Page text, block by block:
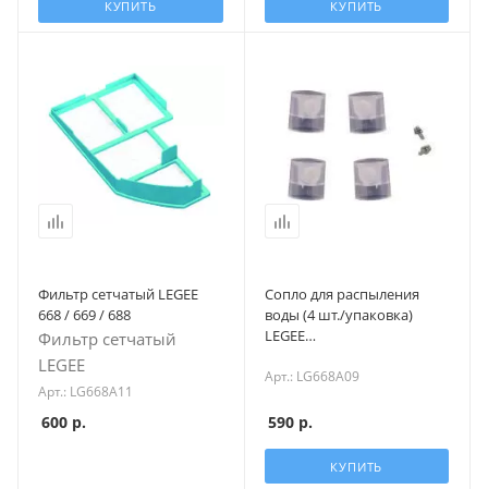
КУПИТЬ КУПИТЬ
Фильтр сетчатый LEGEE
668 / 669 / 688
Фильтр сетчатый
LEGEE
Арт.: LG668A11
600 р.
Сопло для распыления
воды (4 шт./упаковка)
LEGEE
Арт.: LG668A09
590р.
КУПИТЬ